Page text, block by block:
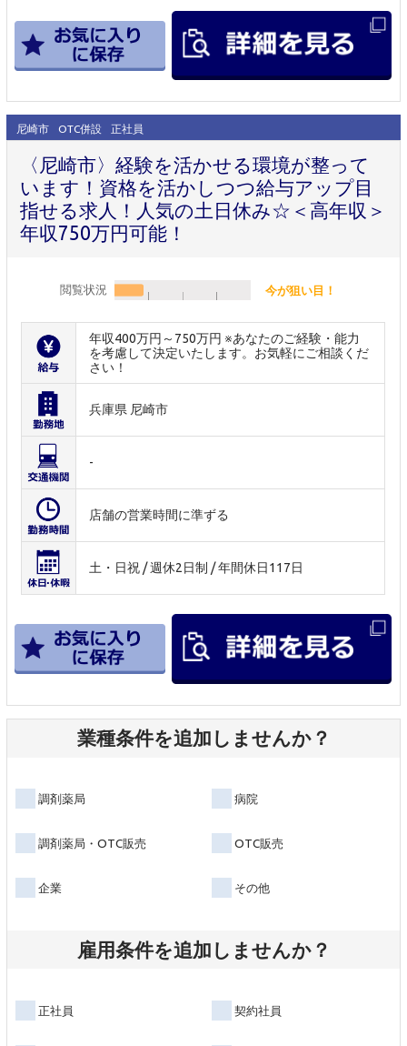
尼崎市 OTC併設 正社員
〈尼崎市〉経験を活かせる環境が整って
います！資格を活かしつつ給与アップ目
指せる求人！人気の土日休み☆＜高年収＞
年収750万円可能！
閲覧状況 今が狙い目！
年収400万円～750万円 ※あなたのご経験・能力
を考慮して決定いたします。お気軽にご相談くだ
さい！
兵庫県 尼崎市
-
店舗の営業時間に準ずる
土・日祝 / 週休2日制 / 年間休日117日
業種条件を追加しませんか？
調剤薬局 病院
調剤薬局・OTC販売 OTC販売
企業 その他
雇用条件を追加しませんか？
正社員 契約社員